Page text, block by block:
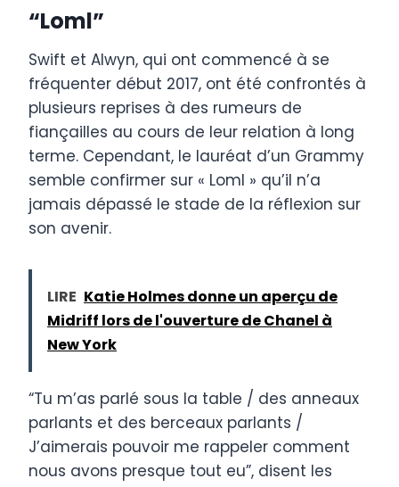
“Loml”
Swift et Alwyn, qui ont commencé à se
fréquenter début 2017, ont été confrontés à
plusieurs reprises à des rumeurs de
fiançailles au cours de leur relation à long
terme. Cependant, le lauréat d’un Grammy
semble confirmer sur « Loml » qu’il n’a
jamais dépassé le stade de la réflexion sur
son avenir.
LIRE Katie Holmes donne un aperçu de
Midriff lors de l'ouverture de Chanel à
New York
“Tu m’as parlé sous la table / des anneaux
parlants et des berceaux parlants /
J’aimerais pouvoir me rappeler comment
nous avons presque tout eu”, disent les